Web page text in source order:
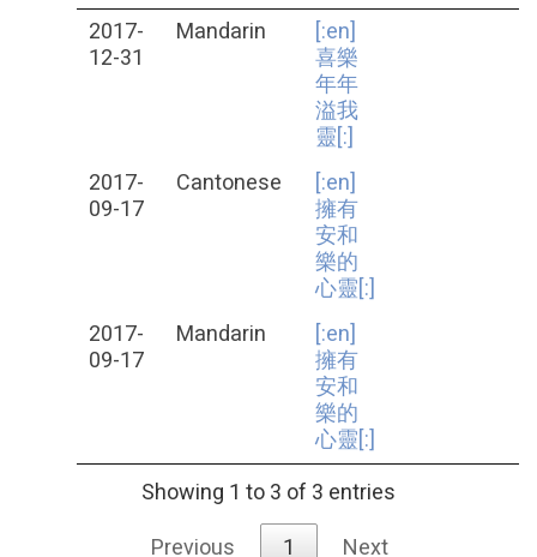
2017-
12-31
Mandarin
[:en]
喜樂
年年
溢我
靈[:]
2017-
09-17
Cantonese
[:en]
擁有
安和
樂的
心靈[:]
2017-
09-17
Mandarin
[:en]
擁有
安和
樂的
心靈[:]
Showing 1 to 3 of 3 entries
Previous
1 Next